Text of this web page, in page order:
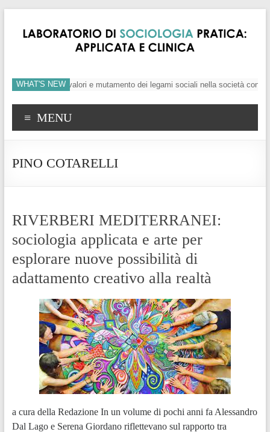
WHAT'S NEW
crisi dei valori e mutamento dei legami sociali nella società
MENU
PINO COTARELLI
RIVERBERI MEDITERRANEI:
sociologia applicata e arte per
esplorare nuove possibilità di
adattamento creativo alla realtà
a cura della Redazione In un volume di pochi anni fa Alessandro
Dal Lago e Serena Giordano riflettevano sul rapporto tra